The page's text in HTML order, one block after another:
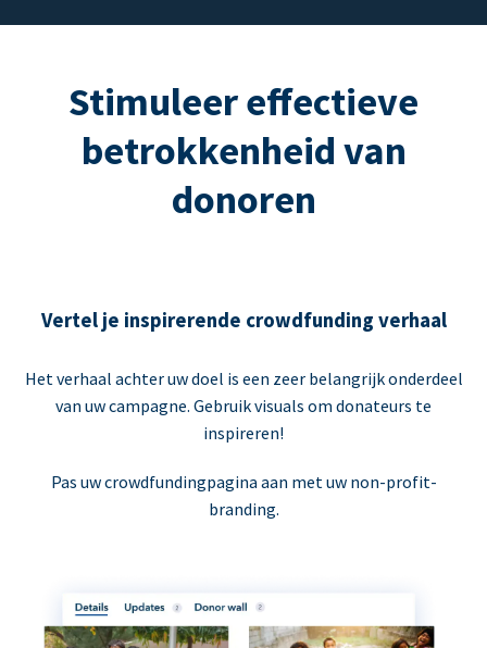
Stimuleer effectieve
betrokkenheid van
donoren
Vertel je inspirerende crowdfunding verhaal
Het verhaal achter uw doel is een zeer belangrijk onderdeel
van uw campagne. Gebruik visuals om donateurs te
inspireren!
Pas uw crowdfundingpagina aan met uw non-profit-
branding.